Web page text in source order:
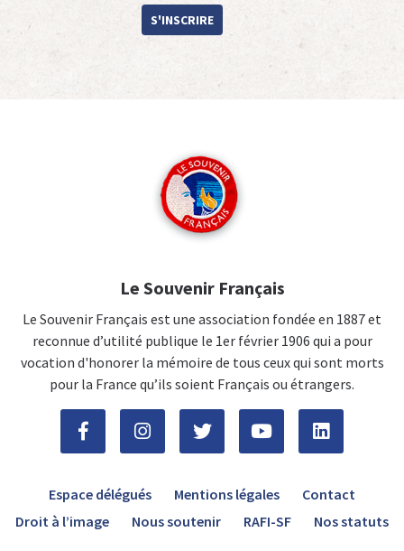
S'INSCRIRE
Le Souvenir Français
Le Souvenir Français est une association fondée en 1887 et
reconnue d’utilité publique le 1er février 1906 qui a pour
vocation d'honorer la mémoire de tous ceux qui sont morts
pour la France qu’ils soient Français ou étrangers.
Espace délégués Mentions légales
Contact
Droit à l’image
Nous soutenir RAFI-SF Nos statuts